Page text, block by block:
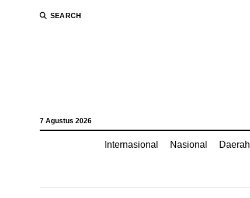
SEARCH
7 Agustus 2026
Internasional Nasional Daerah